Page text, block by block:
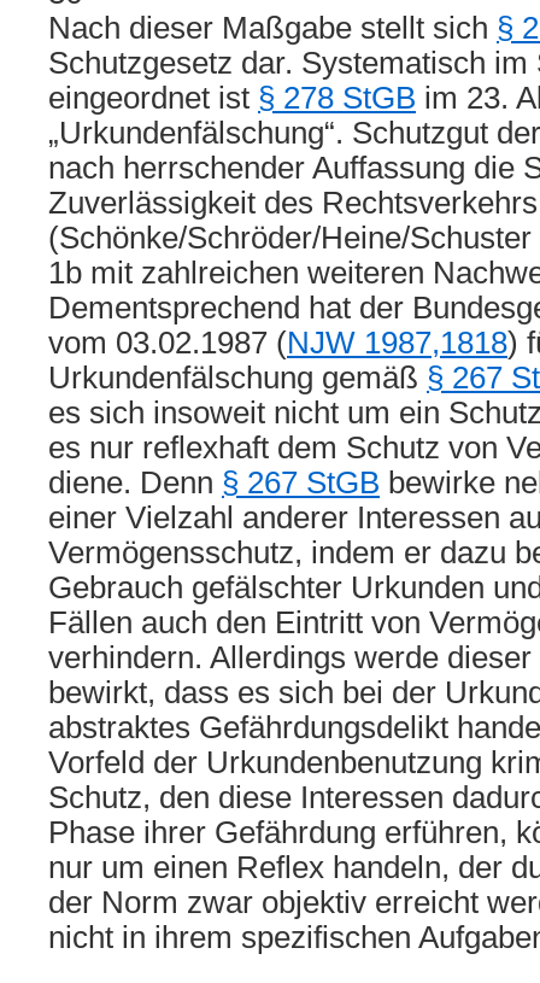
Nach dieser Maßgabe stellt sich §
Schutzgesetz dar. Systematisch im
eingeordnet ist § 278 StGB im 23.
„Urkundenfälschung“. Schutzgut
nach herrschender Auffassung die
Zuverlässigkeit des Rechtsverkehrs
(Schönke/Schröder/Heine/Schuster
1b mit zahlreichen weiteren
Dementsprechend hat der
vom 03.02.1987 (NJW 1987,1818)
Urkundenfälschung gemäß § 267
es sich insoweit nicht um ein
es nur reflexhaft dem Schutz von
diene. Denn § 267 StGB bewirke
einer Vielzahl anderer Interessen
Vermögensschutz, indem er dazu
Gebrauch gefälschter Urkunden
Fällen auch den Eintritt von
verhindern. Allerdings werde
bewirkt, dass es sich bei der
abstraktes Gefährdungsdelikt
Vorfeld der Urkundenbenutzung
Schutz, den diese Interessen
Phase ihrer Gefährdung erführen,
nur um einen Reflex handeln, der
der Norm zwar objektiv erreicht
nicht in ihrem spezifischen